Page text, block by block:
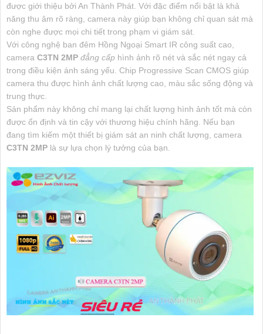
được giới thiệu bởi An Thành Phát. Với đặc điểm nổi bật là khả
năng thu âm rõ ràng, camera này giúp bạn không chỉ quan sát mà
còn nghe được mọi chi tiết trong phạm vi giám sát.
Với công nghệ ban đêm Hồng Ngoại Smart IR công suất cao,
camera C3TN 2MP đẳng cấp hình ảnh rõ nét và sắc nét ngay cả
trong điều kiện ánh sáng yếu. Chip Progressive Scan CMOS giúp
camera thu được hình ảnh chất lượng cao, màu sắc sống động và
trung thực.
Sản phẩm này không chỉ mang lại chất lượng hình ảnh tốt mà còn
được ổn định và tin cậy với thương hiệu chính hãng. Nếu bạn
đang tìm kiếm một thiết bị giám sát an ninh chất lượng, camera
C3TN 2MP là sự lựa chọn lý tưởng của bạn.